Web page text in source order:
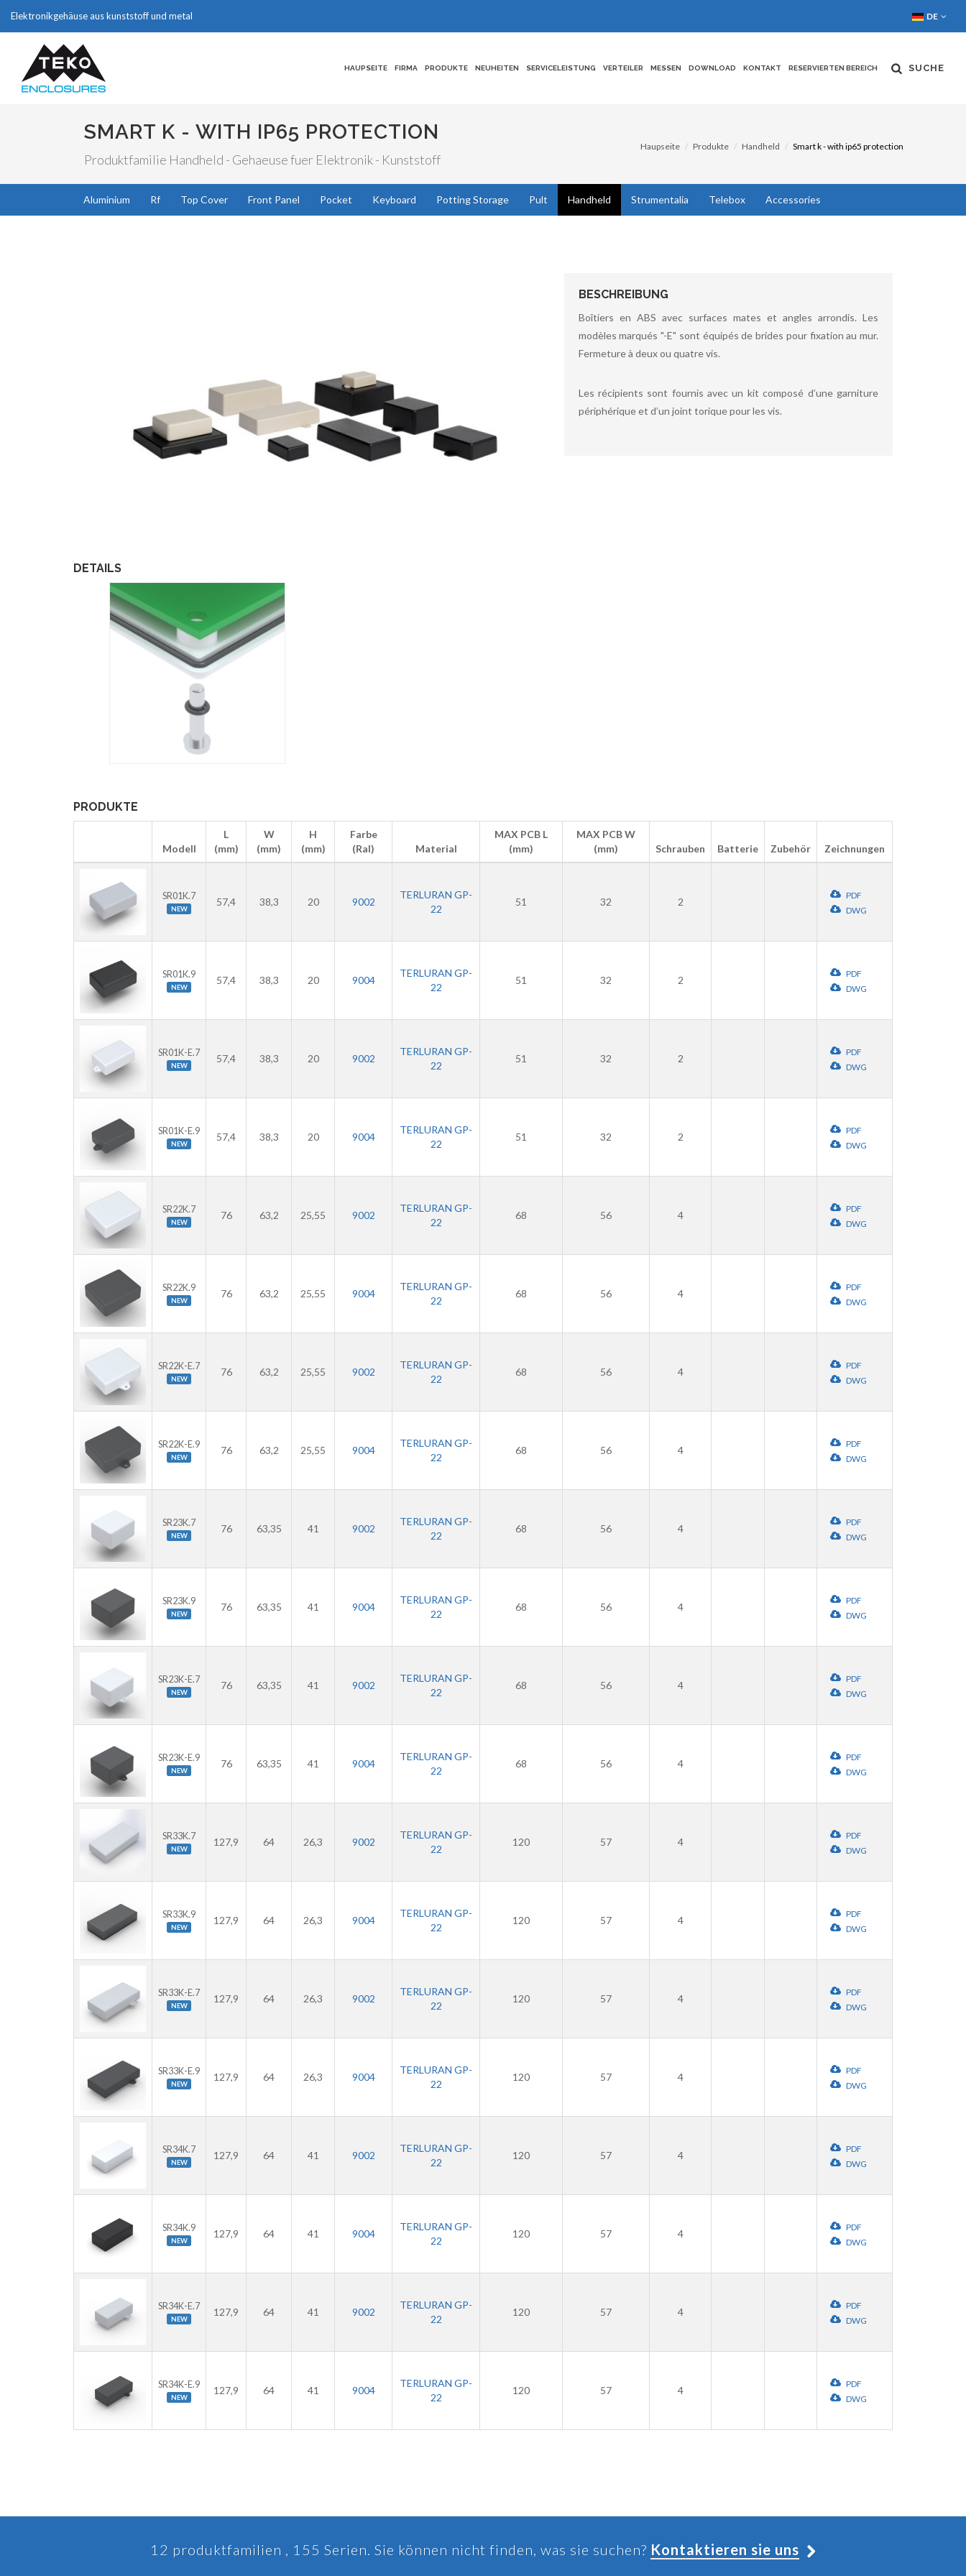
Elektronikgehäuse aus kunststoff und metal DE
HAUPSEITE FIRMA PRODUKTE NEUHEITEN SERVICELEISTUNG VERTEILER MESSEN DOWNLOAD KONTAKT RESERVIERTEN BEREICH SUCHE
SMART K - WITH IP65 PROTECTION
Produktfamilie Handheld - Gehaeuse fuer Elektronik - Kunststoff
Haupseite Produkte Handheld Smart k - with ip65 protection
Aluminium Rf Top Cover Front Panel Pocket Keyboard Potting Storage Pult Handheld Strumentalia Telebox Accessories
BESCHREIBUNG
Boîtiers en ABS avec surfaces mates et angles arrondis. Les
modèles marqués "-E" sont équipés de brides pour fixation au mur.
Fermeture à deux ou quatre vis.
Les récipients sont fournis avec un kit composé d’une garniture
périphérique et d’un joint torique pour les vis.
DETAILS
PRODUKTE
Modell
L
(mm)
W
(mm)
H
(mm)
Farbe
(Ral)
Material
MAX PCB L
(mm)
MAX PCB W
(mm)
Schrauben Batterie Zubehör Zeichnungen
SR01K.7
NEW
57,4 38,3 20 9002
TERLURAN GP-
22
51 32 2
PDF
DWG
SR01K.9
NEW
57,4 38,3 20 9004
TERLURAN GP-
22
51 32 2
PDF
DWG
SR01K-E.7
NEW
57,4 38,3 20 9002
TERLURAN GP-
22
51 32 2
PDF
DWG
SR01K-E.9
NEW
57,4 38,3 20 9004
TERLURAN GP-
22
51 32 2
PDF
DWG
SR22K.7
NEW
76 63,2 25,55 9002
TERLURAN GP-
22
68 56 4
PDF
DWG
SR22K.9
NEW
76 63,2 25,55 9004
TERLURAN GP-
22
68 56 4
PDF
DWG
SR22K-E.7
NEW
76 63,2 25,55 9002
TERLURAN GP-
22
68 56 4
PDF
DWG
SR22K-E.9
NEW
76 63,2 25,55 9004
TERLURAN GP-
22
68 56 4
PDF
DWG
SR23K.7
NEW
76 63,35 41 9002
TERLURAN GP-
22
68 56 4
PDF
DWG
SR23K.9
NEW
76 63,35 41 9004
TERLURAN GP-
22
68 56 4
PDF
DWG
SR23K-E.7
NEW
76 63,35 41 9002
TERLURAN GP-
22
68 56 4
PDF
DWG
SR23K-E.9
NEW
76 63,35 41 9004
TERLURAN GP-
22
68 56 4
PDF
DWG
SR33K.7
NEW
127,9 64 26,3 9002
TERLURAN GP-
22
120 57 4
PDF
DWG
SR33K.9
NEW
127,9 64 26,3 9004
TERLURAN GP-
22
120 57 4
PDF
DWG
SR33K-E.7
NEW
127,9 64 26,3 9002
TERLURAN GP-
22
120 57 4
PDF
DWG
SR33K-E.9
NEW
127,9 64 26,3 9004
TERLURAN GP-
22
120 57 4
PDF
DWG
SR34K.7
NEW
127,9 64 41 9002
TERLURAN GP-
22
120 57 4
PDF
DWG
SR34K.9
NEW
127,9 64 41 9004
TERLURAN GP-
22
120 57 4
PDF
DWG
SR34K-E.7
NEW
127,9 64 41 9002
TERLURAN GP-
22
120 57 4
PDF
DWG
SR34K-E.9
NEW
127,9 64 41 9004
TERLURAN GP-
22
120 57 4
PDF
DWG
12 produktfamilien , 155 Serien. Sie können nicht finden, was sie suchen? Kontaktieren sie uns